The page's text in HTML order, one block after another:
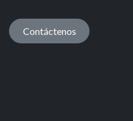
Contáctenos